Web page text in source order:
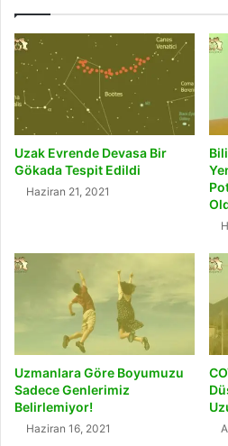
Uzak Evrende Devasa Bir
Gökada Tespit Edildi
Haziran 21, 2021
Uzmanlara Göre Boyumuzu
Sadece Genlerimiz
Belirlemiyor!
Haziran 16, 2021